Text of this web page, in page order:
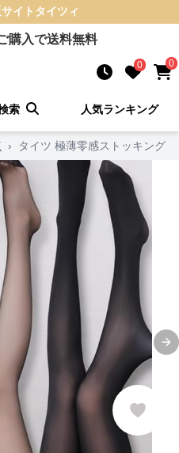
イト タイツィ
購入で送料無料
0 0
索 人気ランキング
› タイツ 極薄零感ストッキング